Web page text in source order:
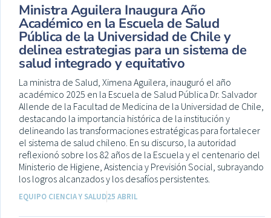
Ministra Aguilera Inaugura Año
Académico en la Escuela de Salud
Pública de la Universidad de Chile y
delinea estrategias para un sistema de
salud integrado y equitativo
La ministra de Salud, Ximena Aguilera, inauguró el año
académico 2025 en la Escuela de Salud Pública Dr. Salvador
Allende de la Facultad de Medicina de la Universidad de Chile,
destacando la importancia histórica de la institución y
delineando las transformaciones estratégicas para fortalecer
el sistema de salud chileno. En su discurso, la autoridad
reflexionó sobre los 82 años de la Escuela y el centenario del
Ministerio de Higiene, Asistencia y Previsión Social, subrayando
los logros alcanzados y los desafíos persistentes.
EQUIPO CIENCIA Y SALUD25 ABRIL